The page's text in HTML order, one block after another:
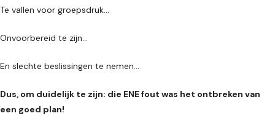
Te vallen voor groepsdruk…
Onvoorbereid te zijn…
En slechte beslissingen te nemen...
Dus, om duidelijk te zijn: die ENE fout was het ontbreken van
een goed plan!